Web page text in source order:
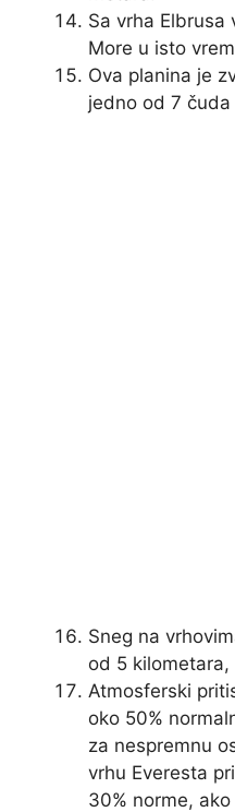
Sa vrha Elbrusa
More u isto
Ova planina je
jedno od 7 čuda
Sneg na
od 5
Atmosferski
oko 50%
za nespremnu
vrhu Everesta
30% norme,